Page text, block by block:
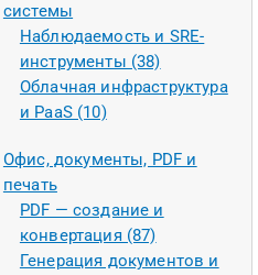
системы
Наблюдаемость и SRE-
инструменты (38)
Облачная инфраструктура
и PaaS (10)
Офис, документы, PDF и
печать
PDF — создание и
конвертация (87)
Генерация документов и